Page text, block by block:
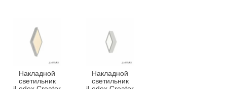
Накладной
светильник
Накладной
светильник